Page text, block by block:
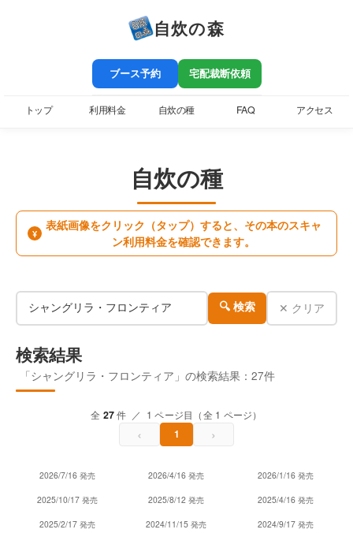
自炊の森
ブース予約 宅配裁断依頼
トップ 利用料金 自炊の種 FAQ アクセス
自炊の種
¥
表紙画像をクリック（タップ）すると、その本のスキャ
ン利用料金を確認できます。
🔍 検索 ✕ クリア
検索結果
「シャングリラ・フロンティア」の検索結果：27件
全 27件 ／ 1 ページ目（全 1 ページ）
‹ 1 ›
2026/7/16 発売 2026/4/16 発売 2026/1/16 発売
2025/10/17 発売 2025/8/12 発売 2025/4/16 発売
2025/2/17 発売 2024/11/15 発売 2024/9/17 発売